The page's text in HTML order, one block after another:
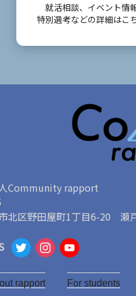
就活相談、イベント情
特別選考などの詳細はこ
Community rapport
北区野田屋町1丁目6-20 瀬
T
w
it
I
n
s
o
u
rapport For students